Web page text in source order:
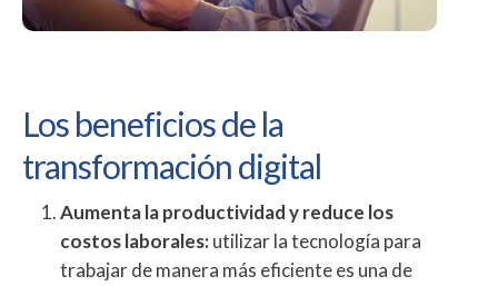
Los beneficios de la
transformación digital
Aumenta la productividad y reduce los
costos laborales:utilizar la tecnología para
trabajar de manera más eficiente es una de